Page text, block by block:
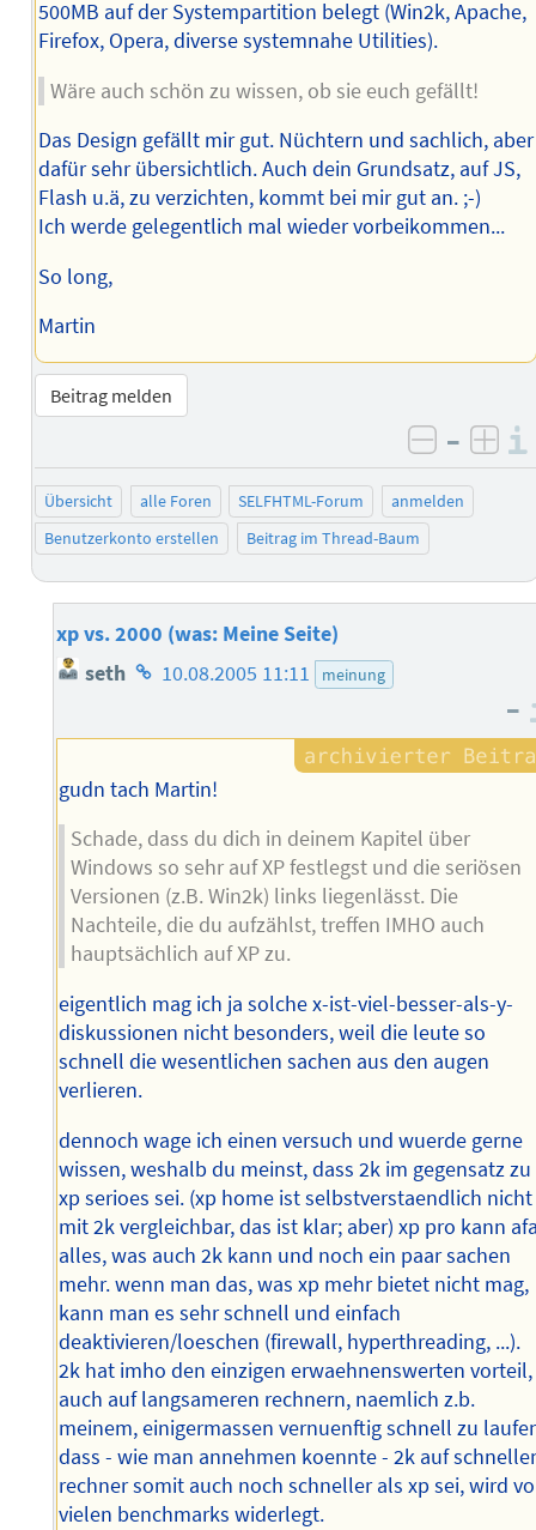
500MB auf der Systempartition belegt (Win2k, Apache,
Firefox, Opera, diverse systemnahe Utilities).
Wäre auch schön zu wissen, ob sie euch gefällt!
Das Design gefällt mir gut. Nüchtern und sachlich, aber
dafür sehr übersichtlich. Auch dein Grundsatz, auf JS,
Flash u.ä, zu verzichten, kommt bei mir gut an. ;-)
Ich werde gelegentlich mal wieder vorbeikommen...
So long,
Martin
Beitrag melden
negativ
–
Übersicht alle Foren SELFHTML-Forum
anmelden
Benutzerkonto erstellen
Beitrag im Thread-Baum
xp vs. 2000 (was: Meine Seite)
seth Homepage
Autors
10.08.2005 11:11 meinung
–
gudn tach Martin!
Schade, dass du dich in deinem Kapitel über
Windows so sehr auf XP festlegst und die seriösen
Versionen (z.B. Win2k) links liegenlässt. Die
Nachteile, die du aufzählst, treffen IMHO auch
hauptsächlich auf XP zu.
eigentlich mag ich ja solche x-ist-viel-besser-als-y-
diskussionen nicht besonders, weil die leute so
schnell die wesentlichen sachen aus den augen
verlieren.
dennoch wage ich einen versuch und wuerde gerne
wissen, weshalb du meinst, dass 2k im gegensatz zu
xp serioes sei. (xp home ist selbstverstaendlich nicht
mit 2k vergleichbar, das ist klar; aber) xp pro kann
alles, was auch 2k kann und noch ein paar sachen
mehr. wenn man das, was xp mehr bietet nicht mag,
kann man es sehr schnell und einfach
deaktivieren/loeschen (firewall, hyperthreading, ...).
2k hat imho den einzigen erwaehnenswerten vorteil,
auch auf langsameren rechnern, naemlich z.b.
meinem, einigermassen vernuenftig schnell zu
dass - wie man annehmen koennte - 2k auf
rechner somit auch noch schneller als xp sei, wird
vielen benchmarks widerlegt.